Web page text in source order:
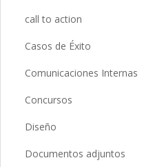
call to action
Casos de Éxito
Comunicaciones Internas
Concursos
Diseño
Documentos adjuntos